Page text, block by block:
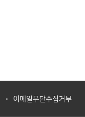
이메일무단수집거부